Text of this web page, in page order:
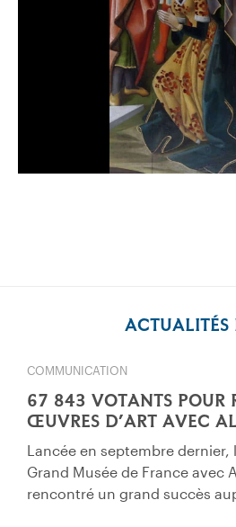
ACTUALITÉS
COMMUNICATION
67 843 VOTANTS POUR
ŒUVRES D’ART AVEC
Lancée en septembre dernier,
Grand Musée de France avec
rencontré un grand succès